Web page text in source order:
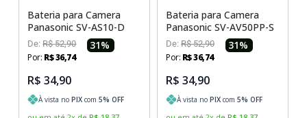
Bateria para Camera
Panasonic SV-AS10-D
De:R$ 52,90 31%
Por: R$36,74
R$ 34,90
À vista noPIX com5% OFF
Bateria para Camera
Panasonic SV-AV50PP-S
De: R$ 52,90 31%
Por: R$36,74
R$ 34,90
À vista no PIX com 5% OFF